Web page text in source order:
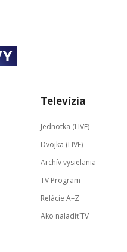
Televízia
Jednotka (LIVE)
Dvojka (LIVE)
Archív vysielania
TV Program
Relácie A–Z
Ako naladiť TV